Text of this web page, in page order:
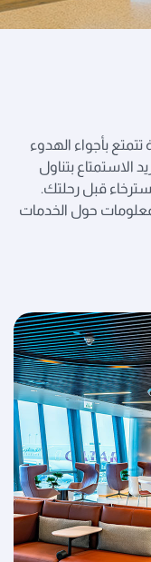
بأجواء الهدوء
الاستمتاع بتناول
قبل رحلتك.
حول الخدمات